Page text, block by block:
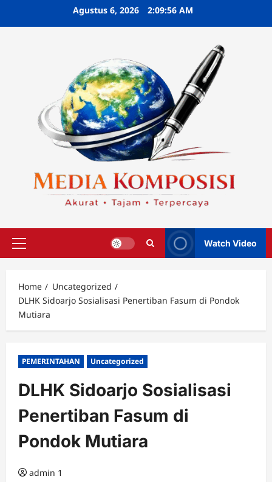
Agustus 6, 2026 2:09:57 AM
Primary
Watch Video
Home
Uncategorized
DLHK Sidoarjo Sosialisasi Penertiban Fasum di Pondok
Mutiara
PEMERINTAHAN Uncategorized
DLHK Sidoarjo Sosialisasi
Penertiban Fasum di
Pondok Mutiara
admin 1